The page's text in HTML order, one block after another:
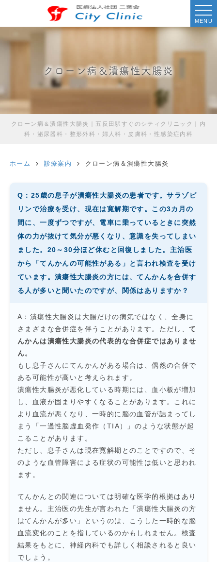
MENU
クローン病＆潰瘍性大腸炎
クローン病＆潰瘍性大腸炎｜五反田駅すぐのシティクリニック｜内
科・泌尿器科・整形外科・婦人科・皮膚科・性感染症内科
ホーム 診療案内 クローン病＆潰瘍性大腸炎
Q：25歳の息子が潰瘍性大腸炎の患者です。サラゾピ
リンで治療を受け、現在は寛解期です。この3カ月の
間に、一度ずつですが、電車に乗っているときに突然
体の力が抜けて気分が悪くなり、意識を失ってしまい
ました。20～30分ほど休むと回復しました。主治医
から「てんかんの可能性がある」と言われ検査を受け
ています。潰瘍性大腸炎の方には、てんかんを合併す
る人が多いと聞いたのですが、関係はありますか？
A：潰瘍性大腸炎は大腸だけの病気ではなく、全身に
さまざまな合併症を伴うことがあります。ただし、て
んかんは潰瘍性大腸炎の代表的な合併症ではありませ
ん。
もし息子さんにてんかんがある場合は、偶然の合併で
ある可能性が高いと考えられます。
潰瘍性大腸炎が悪化している時期には、血小板が増加
し、血液が固まりやすくなることがあります。これに
より血流が悪くなり、一時的に脳の血管が詰まってし
まう「一過性脳虚血発作（TIA）」のような状態が起
こることがあります。
ただし、息子さんは現在寛解期とのことですので、そ
のような血管障害による症状の可能性は低いと思われ
ます。
てんかんとの関連については明確な医学的根拠はあり
ません。主治医の先生が言われた「潰瘍性大腸炎の方
はてんかんが多い」というのは、こうした一時的な脳
血流変化のことを指しているのかもしれません。検査
結果をもとに、神経内科でも詳しく相談されると良い
でしょう。